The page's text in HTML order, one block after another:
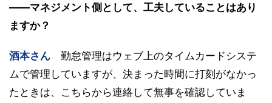
――マネジメント側として、工夫していることはあり
ますか？
酒本さん
勤怠管理はウェブ上のタイムカードシステ
ムで管理していますが、決まった時間に打刻がなかっ
たときは、こちらから連絡して無事を確認していま